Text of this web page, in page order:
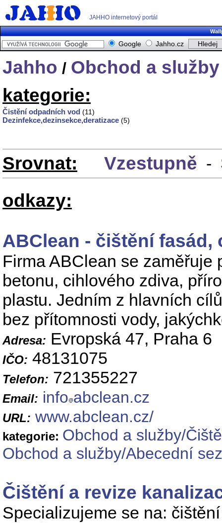
JAHHO internetový portál
Google Jahho.cz
Jahho / Obchod a služby
kategorie:
Čistění odpadních vod (11)
Dezinfekce,dezinsekce,deratizace (5)
Srovnat: Vzestupně -
odkazy:
ABClean - čištění
Firma ABClean se
betonu, cihlového zdiva,
plastu. Jedním z hlavních
bez přítomnosti vody,
Adresa: Evropská 47, Praha 6
IČO: 48131075
Telefon: 721355227
Email: info abclean.cz
URL: www.abclean.cz/
kategorie: Obchod a služby/
Obchod a služby/Abecední
Čištění a revize
Specializujeme se na: